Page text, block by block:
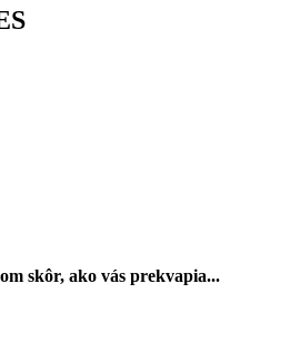
skôr, ako vás prekvapia...